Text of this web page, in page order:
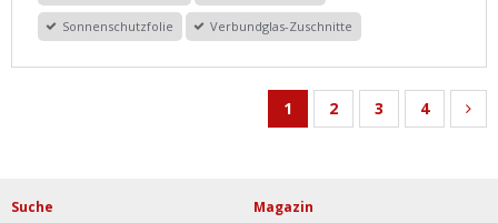
Sonnenschutzfolie Verbundglas-Zuschnitte
1 2 3 4
Suche Magazin